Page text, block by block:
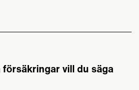
vill du säga